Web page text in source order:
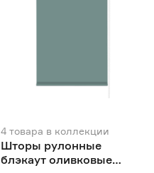
4 товара в коллекции
Шторы рулонные
блэкаут оливковые